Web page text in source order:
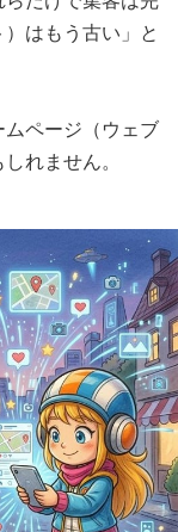
はもう古い」と
ページ（ウェブ
れません。